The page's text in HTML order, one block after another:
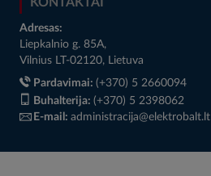
Adresas:
Liepkalnio g. 85A,
Vilnius LT-02120, Lietuva
Pardavimai: (+370) 5 2660094
Buhalterija: (+370) 5 2398062
E-mail: administracija@elektrobalt.lt